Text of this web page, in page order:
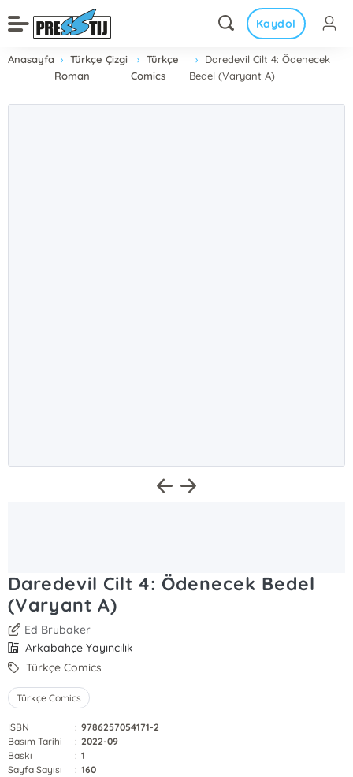
Kaydol
Anasayfa
Türkçe Çizgi
Roman
Türkçe
Comics
Daredevil Cilt 4: Ödenecek
Bedel (Varyant A)
Daredevil Cilt 4: Ödenecek Bedel
(Varyant A)
Ed Brubaker
Arkabahçe Yayıncılık
Türkçe Comics
Türkçe Comics
ISBN : 9786257054171-2
Basım Tarihi
: 2022-09
Baskı
: 1
Sayfa Sayısı
: 160